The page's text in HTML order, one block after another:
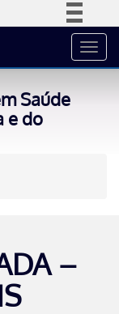
informação
Saúde
e do
–